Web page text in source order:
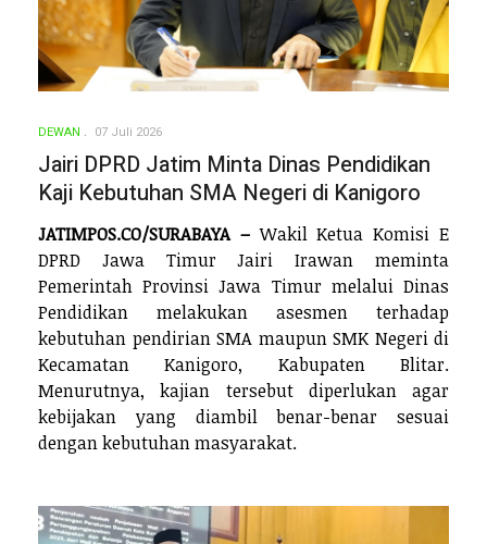
DEWAN 07 Juli 2026
Jairi DPRD Jatim Minta Dinas Pendidikan
Kaji Kebutuhan SMA Negeri di Kanigoro
JATIMPOS.CO/SURABAYA –Wakil Ketua Komisi E
DPRD Jawa Timur Jairi Irawan meminta
Pemerintah Provinsi Jawa Timur melalui Dinas
Pendidikan melakukan asesmen terhadap
kebutuhan pendirian SMA maupun SMK Negeri di
Kecamatan Kanigoro, Kabupaten Blitar.
Menurutnya, kajian tersebut diperlukan agar
kebijakan yang diambil benar-benar sesuai
dengan kebutuhan masyarakat.